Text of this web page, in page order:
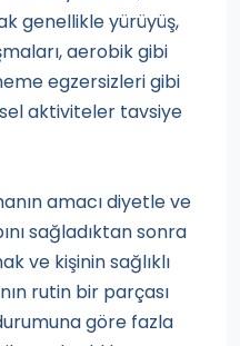
genellikle yürüyüş,
aerobik gibi
egzersizleri gibi
aktiviteler tavsiye
amacı diyetle ve
sağladıktan sonra
ve kişinin sağlıklı
rutin bir parçası
göre fazla